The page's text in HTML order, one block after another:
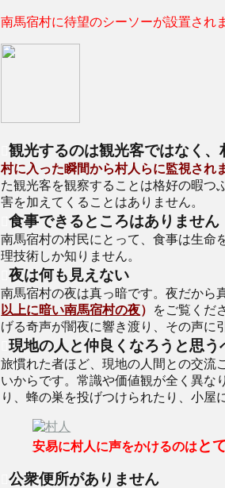
南馬宿村に待望のシーソーが設置され
観光するのは観光客ではなく、
村に入った瞬間から村人らに監視され
た観光客を観察することは格好の暇つ
害を加えてくることはありません。
食事できるところはありません
南馬宿村の村民にとって、食事は生命
理技術しか知りません。
夜は何も見えない
南馬宿村の夜は真っ暗です。夜だから
以上に暗い南馬宿村の夜）
をご覧くだ
げる奇声が闇夜に響き渡り、その声に
現地の人と仲良くなろうと思う
旅慣れた者ほど、現地の人間との交流
いからです。常識や価値観が全く異な
り、蜂の巣を投げつけられたり、小屋
安易に村人に声をかけるのは と
公衆便所がありません